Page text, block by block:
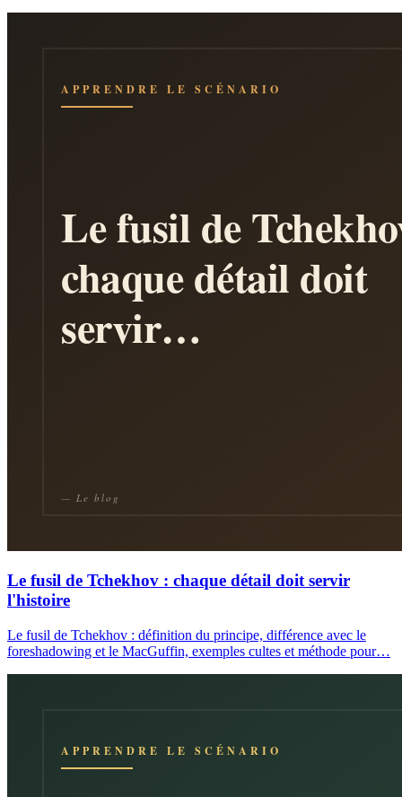
Le fusil de Tchekhov : chaque détail doit servir
l'histoire
Le fusil de Tchekhov : définition du principe, différence avec le
foreshadowing et le MacGuffin, exemples cultes et méthode pour…